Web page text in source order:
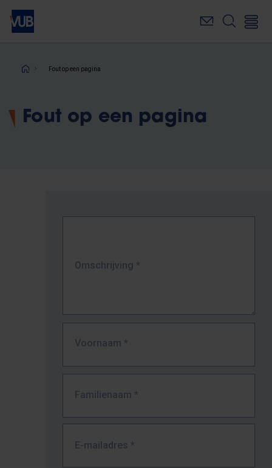
Overslaan
naar
inhoudKruimelpad
Fout op een pagina
Fout op een pagina
Omschrijving *
Voornaam *
Familienaam *
E-mailadres *